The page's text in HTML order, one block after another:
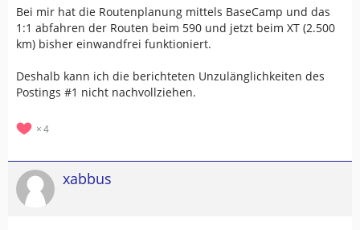
Bei mir hat die Routenplanung mittels BaseCamp und das
1:1 abfahren der Routen beim 590 und jetzt beim XT (2.500
km) bisher einwandfrei funktioniert.
Deshalb kann ich die berichteten Unzulänglichkeiten des
Postings #1 nicht nachvollziehen.
4
xabbus